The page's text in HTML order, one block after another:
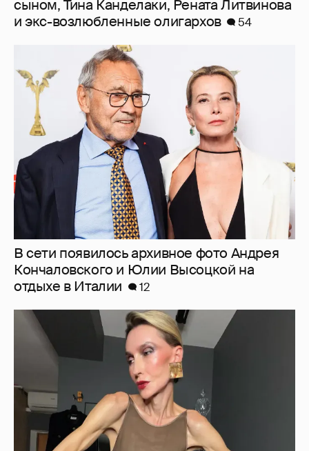
В сети появилось архивное фото Андрея
Кончаловского и Юлии Высоцкой на
отдыхе в Италии
12
"Люблю своё тело". 52-летняя Наталья
Максимова показала фигуру в "голых"